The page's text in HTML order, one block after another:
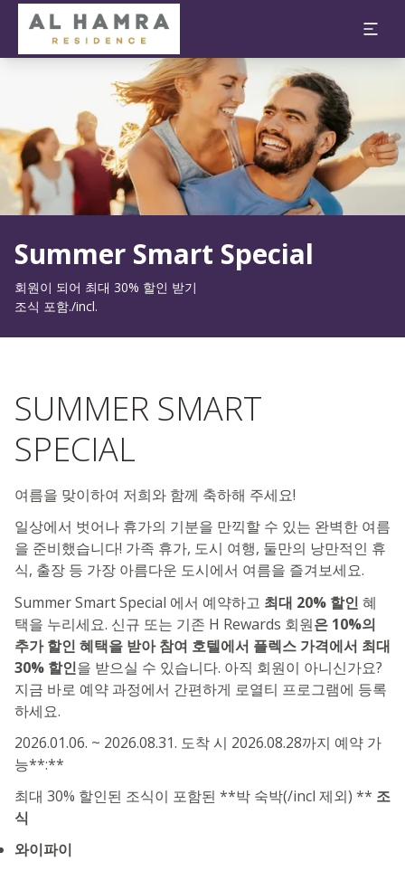
Summer Smart Special
회원이 되어 최대 30% 할인 받기
조식 포함./incl.
SUMMER SMART
SPECIAL
여름을 맞이하여 저희와 함께 축하해 주세요!
일상에서 벗어나 휴가의 기분을 만끽할 수 있는 완벽한 여름
을 준비했습니다! 가족 휴가, 도시 여행, 둘만의 낭만적인 휴
식, 출장 등 가장 아름다운 도시에서 여름을 즐겨보세요.
Summer Smart Special 에서 예약하고 최대 20% 할인 혜
택을 누리세요. 신규 또는 기존 H Rewards 회원은 10%의
추가 할인 혜택을 받아 참여 호텔에서 플렉스 가격에서 최대
30% 할인을 받으실 수 있습니다. 아직 회원이 아니신가요?
지금 바로 예약 과정에서 간편하게 로열티 프로그램에 등록
하세요.
2026.01.06. ~ 2026.08.31. 도착 시 2026.08.28까지 예약 가
능**:**
최대 30% 할인된 조식이 포함된 **박 숙박(/incl 제외) ** 조
식
와이파이